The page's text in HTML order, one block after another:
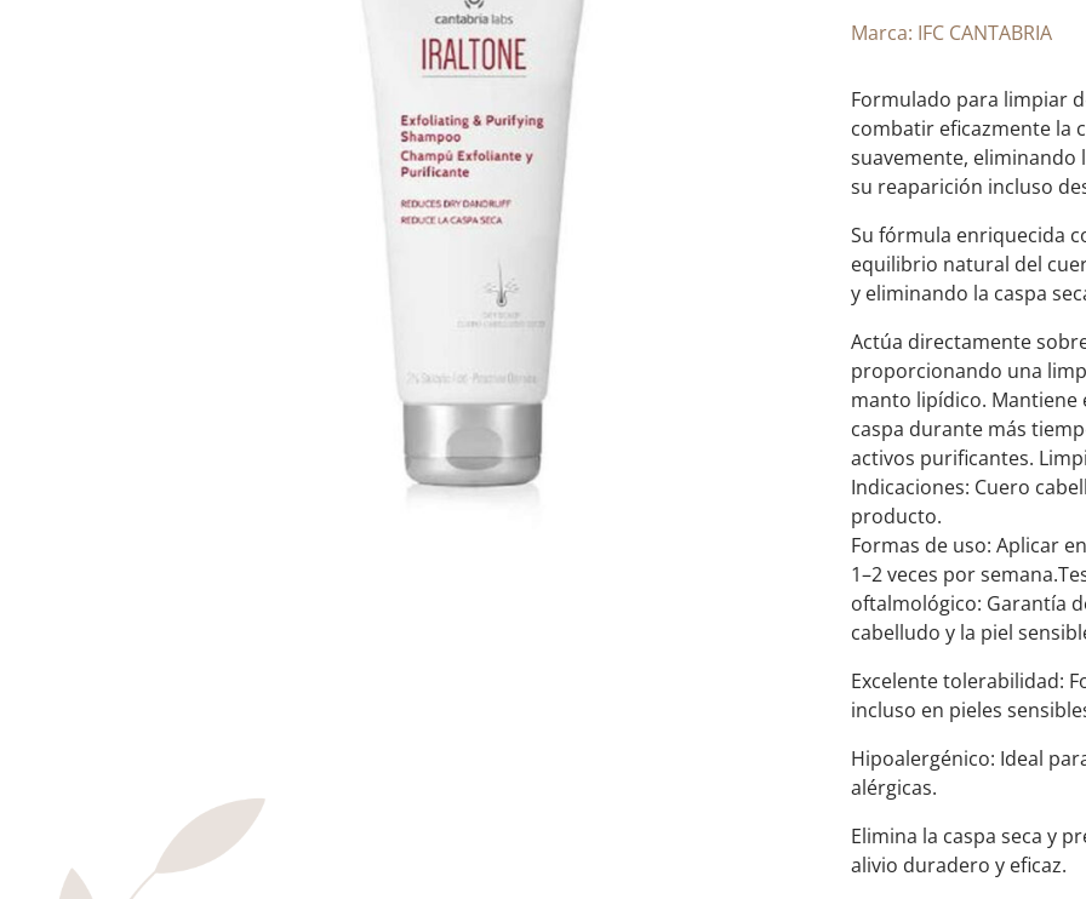
Marca: IFC CANTABRIA
Formulado para limpiar
combatir eficazmente la
suavemente, eliminando
su reaparición incluso
Su fórmula enriquecida
equilibrio natural del
y eliminando la caspa
Actúa directamente
proporcionando una
manto lipídico. Mantiene
caspa durante más
activos purificantes.
Indicaciones: Cuero
producto.
Formas de uso: Aplicar
1–2 veces por
oftalmológico: Garantía
cabelludo y la piel
Excelente tolerabilidad:
incluso en pieles
Hipoalergénico: Ideal
alérgicas.
Elimina la caspa seca y
alivio duradero y eficaz.